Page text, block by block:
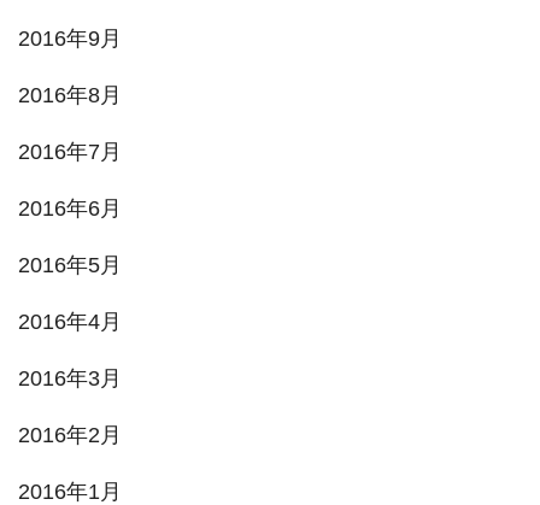
2016年9月
2016年8月
2016年7月
2016年6月
2016年5月
2016年4月
2016年3月
2016年2月
2016年1月